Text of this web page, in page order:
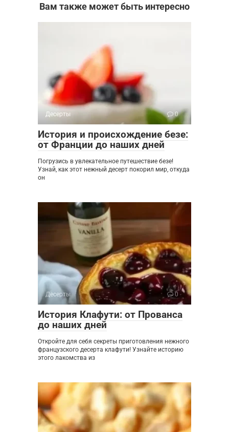
Вам также может быть интересно
Десерты 0
История и происхождение безе:
от Франции до наших дней
Погрузись в увлекательное путешествие безе!
Узнай, как этот нежный десерт покорил мир, откуда
он
Десерты 0
История Клафути: от Прованса
до наших дней
Откройте для себя секреты приготовления нежного
французского десерта клафути! Узнайте историю
этого лакомства из